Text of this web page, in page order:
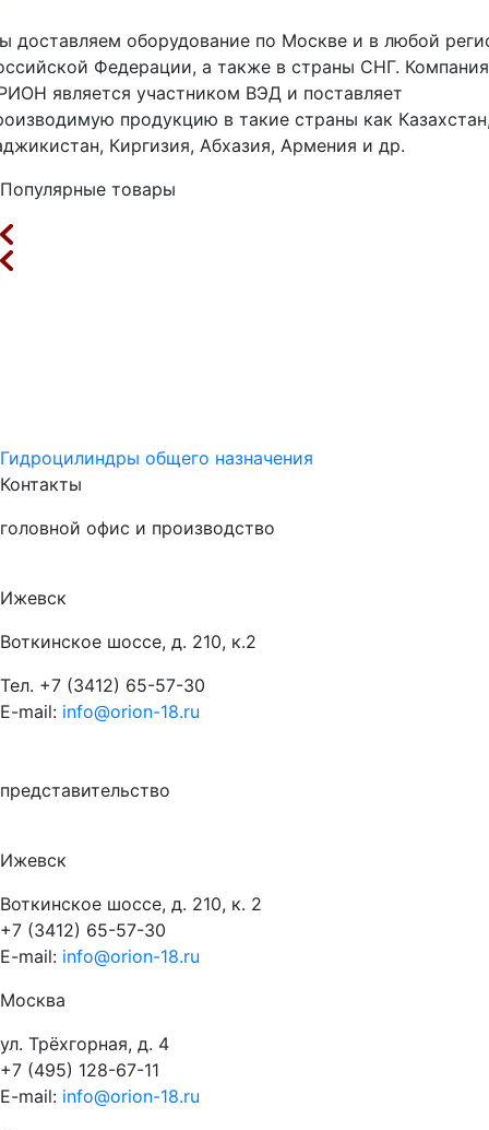
доставляем оборудование по Москве и в любой
Федерации, а также в страны СНГ. Компания
является участником ВЭД и поставляет
продукцию в такие страны как
Киргизия, Абхазия, Армения и др.
Популярные товары
Гидроцилиндры общего назначения
Контакты
головной офис и производство
Ижевск
Воткинское шоссе, д. 210, к.2
Тел. +7 (3412) 65-57-30
E-mail: info@orion-18.ru
представительство
Ижевск
Воткинское шоссе, д. 210, к. 2
+7 (3412) 65-57-30
E-mail: info@orion-18.ru
Москва
ул. Трёхгорная, д. 4
+7 (495) 128-67-11
E-mail: info@orion-18.ru